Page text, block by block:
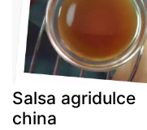
Salsa agridulce
china